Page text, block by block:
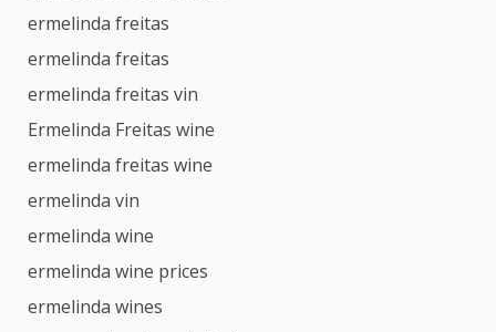
ermelinda freitas
ermelinda freitas
ermelinda freitas vin
Ermelinda Freitas wine
ermelinda freitas wine
ermelinda vin
ermelinda wine
ermelinda wine prices
ermelinda wines